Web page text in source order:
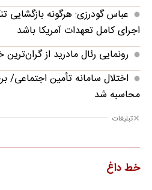
عباس گودرزی: هرگونه بازگشایی
اجرای کامل تعهدات آمریکا باشد
رونمایی رئال مادرید از
اختلال سامانه تأمین اجتماعی/
محاسبه شد
تبلیغات
خط داغ